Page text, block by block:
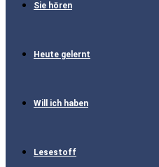
Sie hören
Heute gelernt
Will ich haben
Lesestoff